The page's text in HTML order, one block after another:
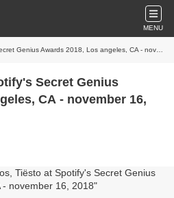
MENU
Awards 2018, Los angeles, CA - november 16, 2018
Secret Genius
CA - november 16,